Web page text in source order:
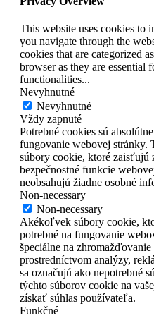
This website uses cookies to
you navigate through the
cookies that are categorized
browser as they are essential
functionalities...
Nevyhnutné
Nevyhnutné
Vždy zapnuté
Potrebné cookies sú
fungovanie webovej stránky.
súbory cookie, ktoré zaisťujú
bezpečnostné funkcie
neobsahujú žiadne osobné
Non-necessary
Non-necessary
Akékoľvek súbory cookie,
potrebné na fungovanie
špeciálne na
prostredníctvom analýzy,
sa označujú ako nepotrebné
týchto súborov cookie na
získať súhlas používateľa.
Funkčné